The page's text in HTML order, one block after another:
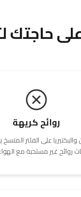
حاجتك
روائح كريهة
والبكتيريا على الفلتر
روائح غير مستحبة مع الهواء